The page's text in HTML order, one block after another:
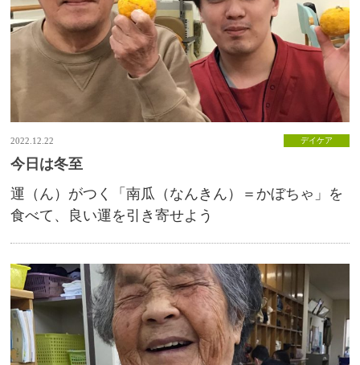
2022.12.22 デイケア
今日は冬至
運（ん）がつく「南瓜（なんきん）＝かぼちゃ」を
食べて、良い運を引き寄せよう